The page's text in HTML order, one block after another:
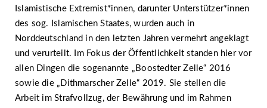
Islamistische Extremist*innen, darunter Unterstützer*innen
des sog. Islamischen Staates, wurden auch in
Norddeutschland in den letzten Jahren vermehrt angeklagt
und verurteilt. Im Fokus der Öffentlichkeit standen hier vor
allen Dingen die sogenannte „Boostedter Zelle“ 2016
sowie die „Dithmarscher Zelle“ 2019. Sie stellen die
Arbeit im Strafvollzug, der Bewährung und im Rahmen